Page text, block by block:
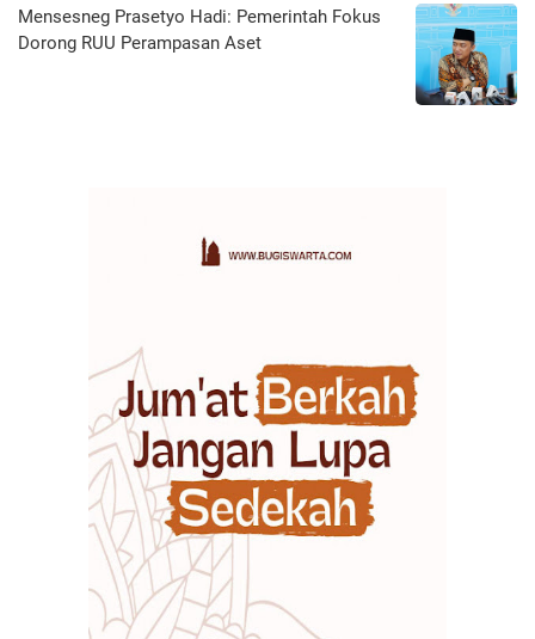
Mensesneg Prasetyo Hadi: Pemerintah Fokus
Dorong RUU Perampasan Aset